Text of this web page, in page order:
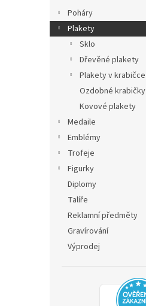
a
n
Poháry
Plakety
Sklo
Dřevěné plakety
Plakety v krabičce
Ozdobné krabičky
Kovové plakety
Medaile
Emblémy
Trofeje
Figurky
Diplomy
Talíře
Reklamní předměty
Gravírování
Výprodej